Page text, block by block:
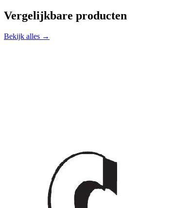
Vergelijkbare producten
Bekijk alles →